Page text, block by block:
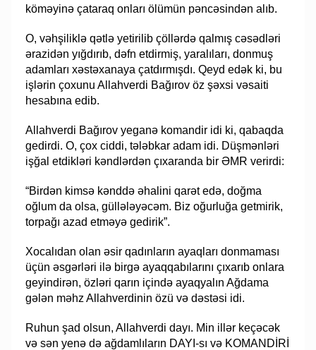
köməyinə çataraq onları ölümün pəncəsindən alıb.
O, vəhşiliklə qətlə yetirilib çöllərdə qalmış cəsədləri
ərazidən yığdırıb, dəfn etdirmiş, yaralıları, donmuş
adamları xəstəxanaya çatdırmışdı. Qeyd edək ki, bu
işlərin çoxunu Allahverdi Bağırov öz şəxsi vəsaiti
hesabına edib.
Allahverdi Bağırov yeganə komandir idi ki, qabaqda
gedirdi. O, çox ciddi, tələbkar adam idi. Düşmənləri
işğal etdikləri kəndlərdən çıxaranda bir ƏMR verirdi:
“Birdən kimsə kənddə əhalini qarət edə, doğma
oğlum da olsa, güllələyəcəm. Biz oğurluğa getmirik,
torpağı azad etməyə gedirik”.
Xocalıdan olan əsir qadınların ayaqları donmaması
üçün əsgərləri ilə birgə ayaqqabılarını çıxarıb onlara
geyindirən, özləri qarın içində ayaqyalın Ağdama
gələn məhz Allahverdinin özü və dəstəsi idi.
Ruhun şad olsun, Allahverdi dayı. Min illər keçəcək
və sən yenə də ağdamlıların DAYI-sı və KOMANDİRİ